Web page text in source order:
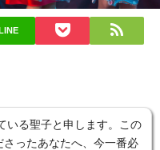
いる聖子と申します。この
さったあなたへ、今一番必